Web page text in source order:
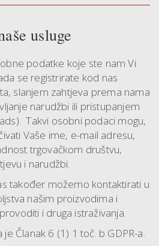
usluge
podatke koje ste nam Vi
se registrirate kod nas
slanjem zahtjeva prema nama
narudžbi ili pristupanjem
Takvi osobni podaci mogu,
Vaše ime, e-mail adresu,
trgovačkom društvu,
i narudžbi.
također možemo kontaktirati u
našim proizvodima i
i druga istraživanja.
Članak 6 (1) 1 toč. b GDPR-a.